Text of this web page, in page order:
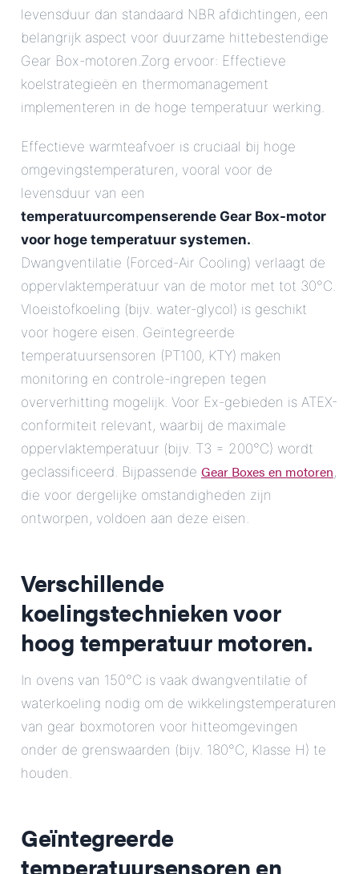
levensduur dan standaard NBR afdichtingen, een
belangrijk aspect voor duurzame hittebestendige
Gear Box-motoren.Zorg ervoor: Effectieve
koelstrategieën en thermomanagement
implementeren in de hoge temperatuur werking.
Effectieve warmteafvoer is cruciaal bij hoge
omgevingstemperaturen, vooral voor de
levensduur van een
temperatuurcompenserende Gear Box-motor
voor hoge temperatuur systemen..
Dwangventilatie (Forced-Air Cooling) verlaagt de
oppervlaktemperatuur van de motor met tot 30°C.
Vloeistofkoeling (bijv. water-glycol) is geschikt
voor hogere eisen. Geïntegreerde
temperatuursensoren (PT100, KTY) maken
monitoring en controle-ingrepen tegen
oververhitting mogelijk. Voor Ex-gebieden is ATEX-
conformiteit relevant, waarbij de maximale
oppervlaktemperatuur (bijv. T3 = 200°C) wordt
geclassificeerd. Bijpassende Gear Boxes en motoren,
die voor dergelijke omstandigheden zijn
ontworpen, voldoen aan deze eisen.
Verschillende
koelingstechnieken voor
hoog temperatuur motoren.
In ovens van 150°C is vaak dwangventilatie of
waterkoeling nodig om de wikkelingstemperaturen
van gear boxmotoren voor hitteomgevingen
onder de grenswaarden (bijv. 180°C, Klasse H) te
houden.
Geïntegreerde
temperatuursensoren en